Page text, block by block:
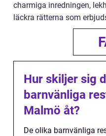
charmiga inredningen,
läckra rätterna som
Hur skiljer sig
barnvänliga
Malmö åt?
De olika barnvänliga